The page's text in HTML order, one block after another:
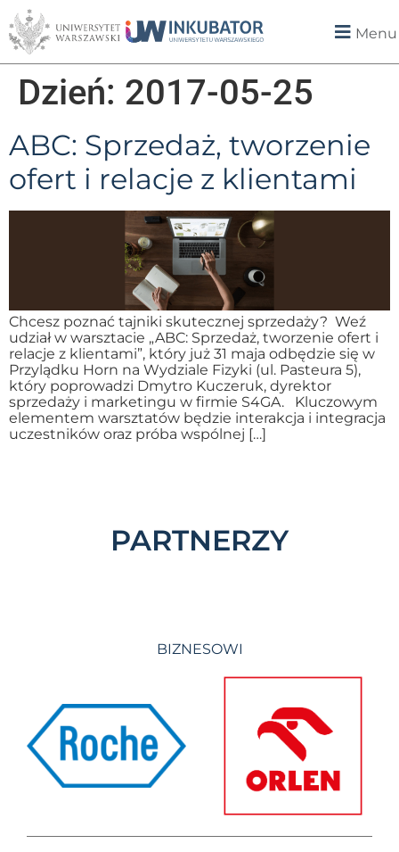
Menu
Dzień: 2017-05-25
ABC: Sprzedaż, tworzenie
ofert i relacje z klientami
Chcesz poznać tajniki skutecznej sprzedaży? Weź
udział w warsztacie „ABC: Sprzedaż, tworzenie ofert i
relacje z klientami”, który już 31 maja odbędzie się w
Przylądku Horn na Wydziale Fizyki (ul. Pasteura 5),
który poprowadzi Dmytro Kuczeruk, dyrektor
sprzedaży i marketingu w firmie S4GA. Kluczowym
elementem warsztatów będzie interakcja i integracja
uczestników oraz próba wspólnej […]
PARTNERZY
BIZNESOWI